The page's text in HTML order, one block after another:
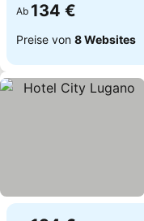
Ab 134 €
Preise von 8 Websites